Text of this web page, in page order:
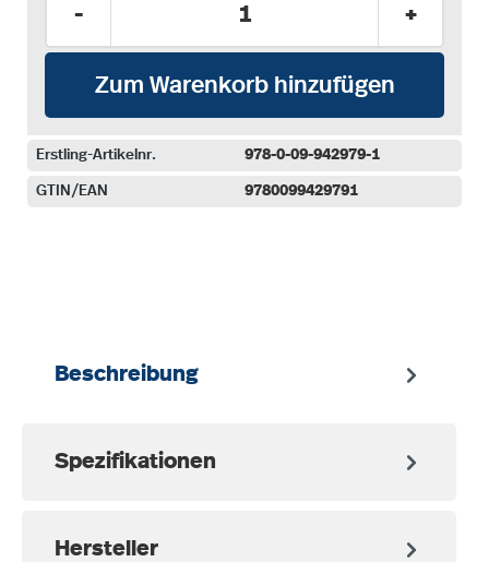
- +
Zum Warenkorb hinzufügen
Erstling-Artikelnr. 978-0-09-942979-1
GTIN/EAN 9780099429791
Beschreibung
Spezifikationen
Hersteller